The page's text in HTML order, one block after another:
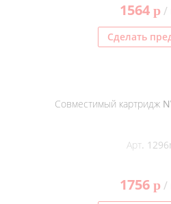
1564 p/
Сделать
Совместимый картридж
Арт.
1756 p/